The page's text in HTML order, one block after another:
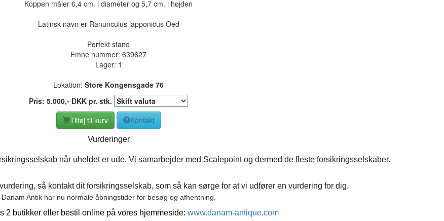
Koppen måler 6,4 cm. i diameter og 5,7 cm. i højden
Latinsk navn er Ranunculus lapponicus Oed
Perfekt stand
Emne nummer: 639627
Lager: 1
Lokation: Store Kongensgade 76
Pris: 5.000,- DKK pr. stk.
Tilføj til kurv
Kontakt
Vurderinger
når uheldet er ude. Vi samarbejder med Scalepoint og dermed de fleste forsikringsselskaber.
så kontakt dit forsikringsselskab, som så kan sørge for at vi udfører en vurdering for dig.
Danam Antik har nu normale åbningstider for besøg og afhentning.
2 butikker eller bestil online på vores hjemmeside: www.danam-antique.com